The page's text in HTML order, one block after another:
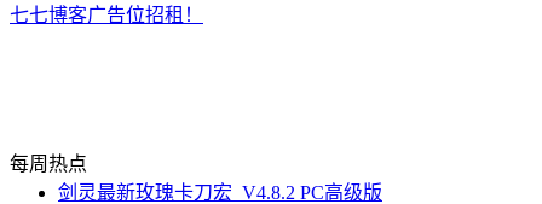
七七博客广告位招租！
每周热点
剑灵最新玫瑰卡刀宏_V4.8.2 PC高级版